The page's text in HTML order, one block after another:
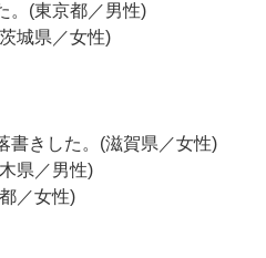
。(東京都／男性)
城県／女性)
書きした。(滋賀県／女性)
県／男性)
／女性)